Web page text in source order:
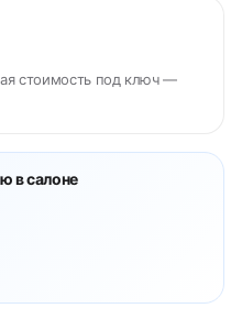
стоимость под ключ —
в салоне